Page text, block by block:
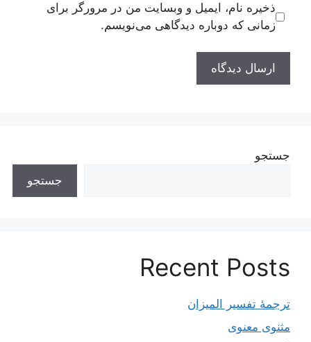
ذخیره نام، ایمیل و وبسایت من در مرورگر برای
زمانی که دوباره دیدگاهی می‌نویسم.
جستجو
جستجو
Recent Posts
ترجمۀ تفسیر المیزان
مثنوی معنوی